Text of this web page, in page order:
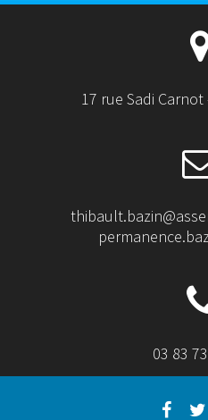
17 rue Sadi
03 83